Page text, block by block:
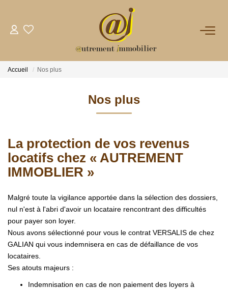
NOTRE AGENCE
LOCATIONS
GESTION
NOS PLUS
CONTACT
Accueil Nos plus
Nos plus
La protection de vos revenus
locatifs chez « AUTREMENT
IMMOBLIER »
Malgré toute la vigilance apportée dans la sélection des dossiers,
nul n'est à l'abri d'avoir un locataire rencontrant des difficultés
pour payer son loyer.
Nous avons sélectionné pour vous le contrat VERSALIS de chez
GALIAN qui vous indemnisera en cas de défaillance de vos
locataires.
Ses atouts majeurs :
Indemnisation en cas de non paiement des loyers à